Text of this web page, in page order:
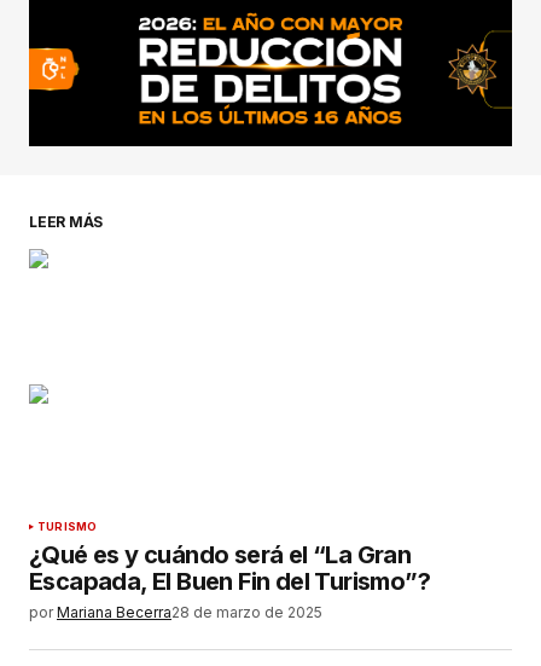
conectado
LEER MÁS
TURISMO
¿Qué es y cuándo será el “La Gran
Escapada, El Buen Fin del Turismo”?
por Mariana Becerra28 de marzo de 2025